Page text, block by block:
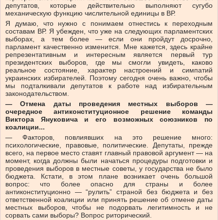
депутатов, которые действительно выполняют сугубо
механическую функцию числительной единицы в ВР.
Я думаю, что нужно с понимаем отнестись к переходным
составам ВР. Я убежден, что уже на следующих парламентских
выборах, а тем более — если они пройдут досрочно,
парламент качественно изменится. Мне кажется, здесь крайне
репрезентативным и интересным является первый тур
президентских выборов, где мы смогли увидеть, каково
реальное состояние, характер настроений и симпатий
украинских избирателей. Поэтому сегодня очень важно, чтобы
мы подталкивали депутатов к работе над избирательным
законодательством.
— Отмена даты проведения местных выборов —
очередное антиконституционное решение команды
Виктора Януковича и его возможных союзников по
коалиции...
— Факторов, повлиявших на это решение много:
психологические, правовые, политические. Депутаты, прежде
всего, на первое место ставят главный правовой аргумент — на
момент, когда должны были начаться процедуры подготовки и
проведения выборов в местные советы, у государства не было
бюджета. Кстати, в этом плане возникает очень большой
вопрос: что более опасно для страны и более
антиконституционно — “рулить” страной без бюджета и без
ответственной коалиции или принять решение об отмене даты
местных выборов, чтобы не подорвать легитимность и не
сорвать сами выборы? Вопрос риторический.